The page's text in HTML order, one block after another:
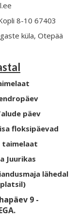
8-10 67403
küla, Otepää
päev
floksipäevad
taimelaat
Juurikas
lähedal
9 -